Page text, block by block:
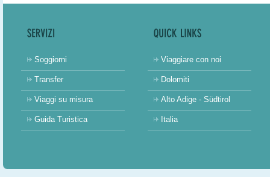
Soggiorni
Transfer
Viaggi su misura
Guida Turistica
Viaggiare con noi
Dolomiti
Alto Adige - Südtirol
Italia